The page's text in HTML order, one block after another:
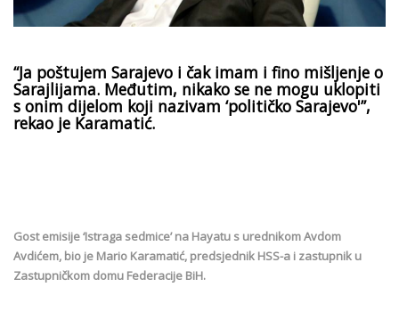
“Ja poštujem Sarajevo i čak imam i fino mišljenje o
Sarajlijama. Međutim, nikako se ne mogu uklopiti
s onim dijelom koji nazivam ‘političko Sarajevo'”,
rekao je Karamatić.
Gost emisije ‘Istraga sedmice’ na Hayatu s urednikom Avdom
Avdićem, bio je Mario Karamatić, predsjednik HSS-a i zastupnik u
Zastupničkom domu Federacije BiH.